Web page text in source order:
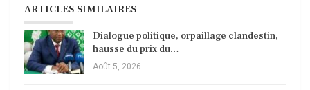
ARTICLES SIMILAIRES
Dialogue politique, orpaillage clandestin,
hausse du prix du…
Août 5, 2026